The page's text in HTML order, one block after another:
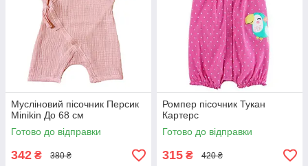
Мусліновий пісочник Персик
Minikin До 68 см
Готово до відправки
342 ₴ 380 ₴
Ромпер пісочник Тукан
Картерс
Готово до відправки
315 ₴ 420 ₴